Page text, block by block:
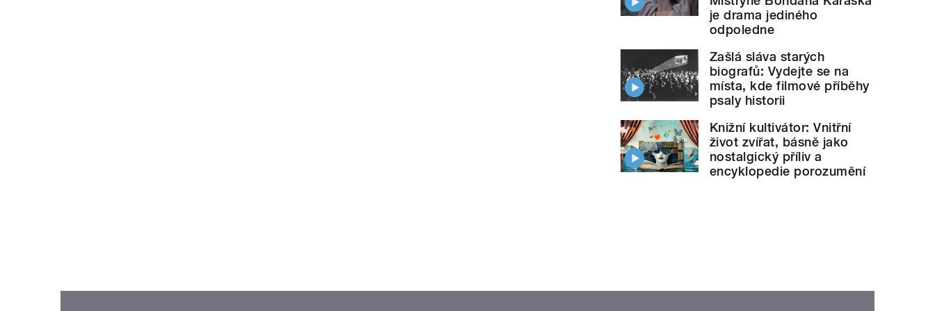
je drama jediného
odpoledne
Zašlá sláva starých
biografů: Vydejte se na
místa, kde filmové příběhy
psaly historii
Knižní kultivátor: Vnitřní
život zvířat, básně jako
nostalgický příliv a
encyklopedie porozumění